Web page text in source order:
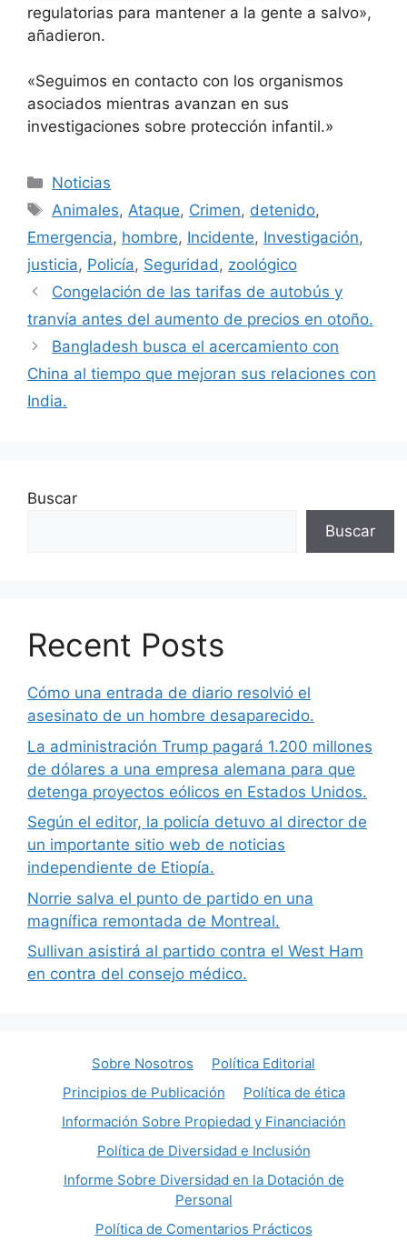
regulatorias para mantener a la gente a salvo»,
añadieron.
«Seguimos en contacto con los organismos
asociados mientras avanzan en sus
investigaciones sobre protección infantil.»
Categorías
Noticias
Etiquetas
Animales,Ataque, Crimen, detenido,
Emergencia, hombre, Incidente, Investigación,
justicia, Policía, Seguridad, zoológico
Congelación de las tarifas de autobús y
tranvía antes del aumento de precios en otoño.
Bangladesh busca el acercamiento con
China al tiempo que mejoran sus relaciones con
India.
Buscar
Buscar
Recent Posts
Cómo una entrada de diario resolvió el
asesinato de un hombre desaparecido.
La administración Trump pagará 1.200 millones
de dólares a una empresa alemana para que
detenga proyectos eólicos en Estados Unidos.
Según el editor, la policía detuvo al director de
un importante sitio web de noticias
independiente de Etiopía.
Norrie salva el punto de partido en una
magnífica remontada de Montreal.
Sullivan asistirá al partido contra el West Ham
en contra del consejo médico.
Sobre Nosotros
Política Editorial
Principios de Publicación
Política de ética
Información Sobre Propiedad y Financiación
Política de Diversidad e Inclusión
Informe Sobre Diversidad en la Dotación de
Personal
Política de Comentarios Prácticos